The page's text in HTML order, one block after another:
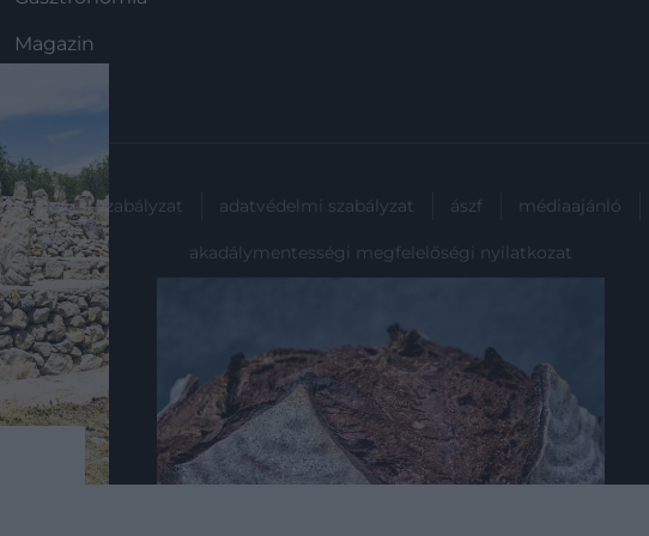
Magazin
moderálási szabályzat adatvédelmi szabályzat ászf médiaajánló
akadálymentességi megfelelőségi nyilatkozat